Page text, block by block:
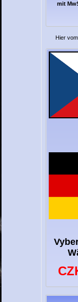
mit
Hier